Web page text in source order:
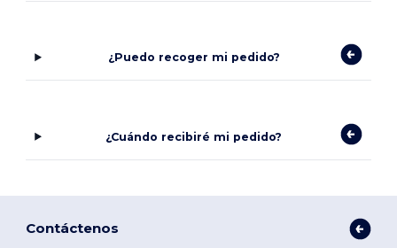
¿Puedo recoger mi pedido?
¿Cuándo recibiré mi pedido?
Contáctenos